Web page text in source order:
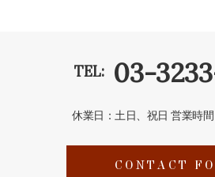
TEL: 03-
休業日：土日、祝日営業時
CONTACT